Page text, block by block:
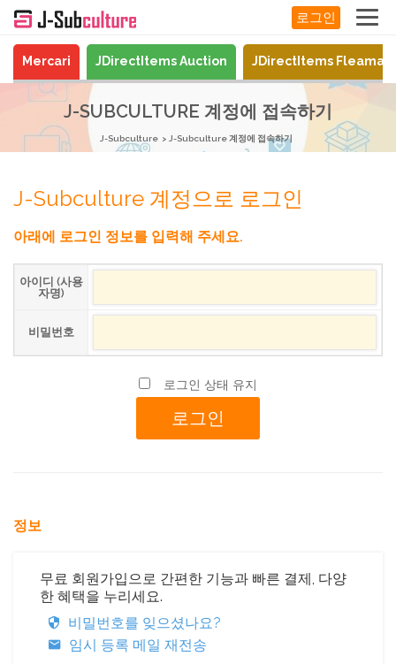
로그인
Mercari JDirectItems Auction JDirectItems
J-SUBCULTURE 계정에 접속하기
J-Subculture J-Subculture 계정에 접속하기
J-Subculture 계정으로 로그인
아래에 로그인 정보를 입력해 주세요.
아이디 (사용
자명)
비밀번호
로그인 상태 유지
정보
무료 회원가입으로 간편한 기능과 빠른 결제, 다양
한 혜택을 누리세요.
비밀번호를 잊으셨나요?
임시 등록 메일 재전송